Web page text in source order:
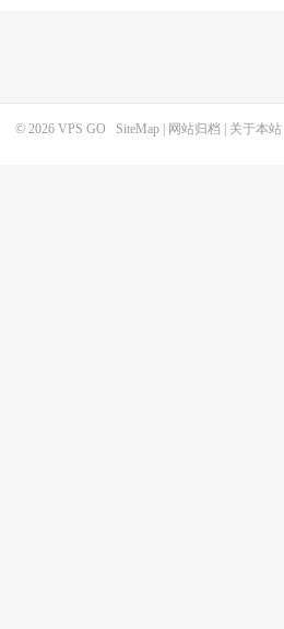
© 2026 VPS GO SiteMap| 网站归档 关于本站|